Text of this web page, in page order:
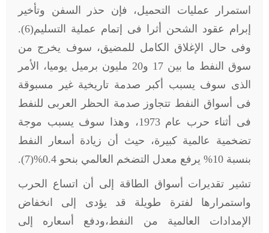
استمرار عمليات التحميل، فإن حذر السفن وتأخير
إبرام عقود الشحن أثرا فى إتمام عملية التسليم(6).
وفى حال الإغلاق الكامل للمضيق، سوف يخرج من
سوق النفط ما بين 17 و20 مليون برميل يوميا، الأمر
الذى سوف يسبب أكبر صدمة تاريخية غير مسبوقة
فى أسواق النفط تتجاوز صدمة الحظر العربى للنفط
فى أثناء حرب عام 1973، وهذا سوف يسبب موجة
تضخمية عالمية كبيرة، حيث أن زيادة أسعار النفط
بنسبة 10% يرفع معدل التضخم العالمي بنحو 0.4%(7).
تشير تقديرات أسواق الطاقة إلى أن اتساع الحرب
واستمرارها لفترة طويلة قد يؤدى إلى انخفاض
الإمدادات العالمية من النفط،ودفع أسعاره إلى